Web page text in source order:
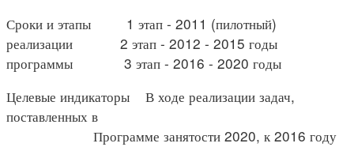
Сроки и этапы 1 этап - 2011 (пилотный)
реализации 2 этап - 2012 - 2015 годы
программы 3 этап - 2016 - 2020 годы
Целевые индикаторы В ходе реализации задач,
поставленных в
Программе занятости 2020, к 2016 году